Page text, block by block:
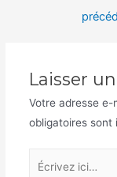
Laisser
Votre adresse e-
obligatoires sont
Écrivez